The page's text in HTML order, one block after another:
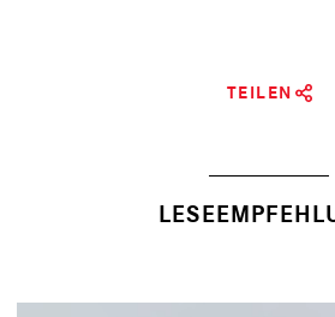
TEILEN